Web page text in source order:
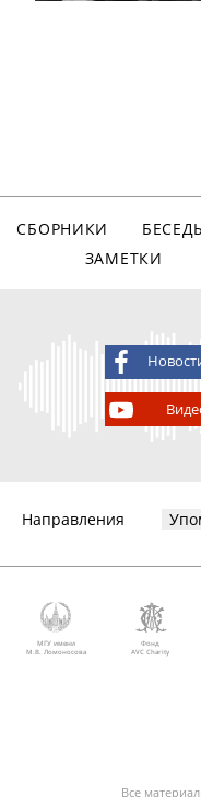
СБОРНИКИ
ЗАМЕТКИ
Направления
МГУ имени
М.В. Ломоносова
Фонд
AVC Charity
Все